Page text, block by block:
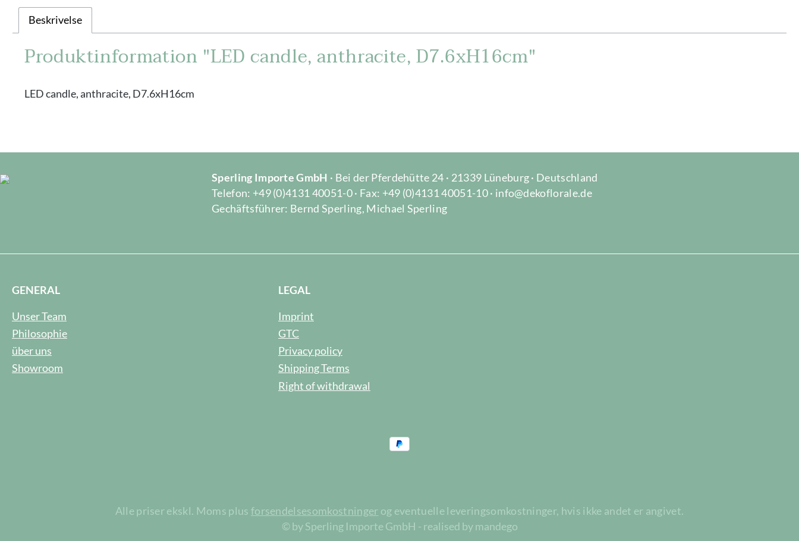
Beskrivelse
Produktinformation "LED candle, anthracite, D7.6xH16cm"
LED candle, anthracite, D7.6xH16cm
Sperling Importe GmbH · Bei der Pferdehütte 24 · 21339 Lüneburg · Deutschland
Telefon: +49 (0)4131 40051-0 · Fax: +49 (0)4131 40051-10 · info@dekoflorale.de
Gechäftsführer: Bernd Sperling, Michael Sperling
GENERAL
Unser Team
Philosophie
über uns
Showroom
LEGAL
Imprint
GTC
Privacy policy
Shipping Terms
Right of withdrawal
Alle priser ekskl. Moms plus forsendelsesomkostninger og eventuelle leveringsomkostninger, hvis ikke andet er angivet.
© by Sperling Importe GmbH - realised by mandego